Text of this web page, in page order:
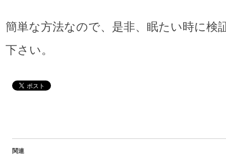
簡単な方法なので、是非、眠たい時に検
下さい。
関連